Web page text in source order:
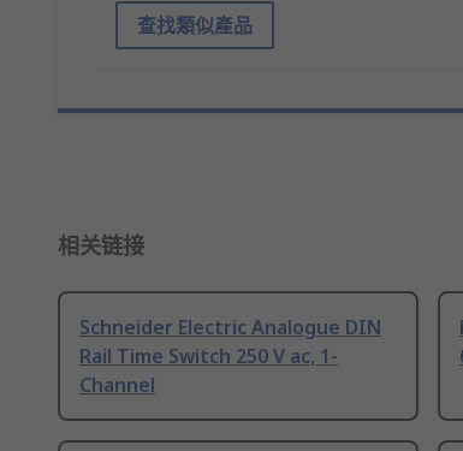
查找類似產品
相关链接
Schneider Electric Analogue DIN
Rail Time Switch 250 V ac, 1-
Channel